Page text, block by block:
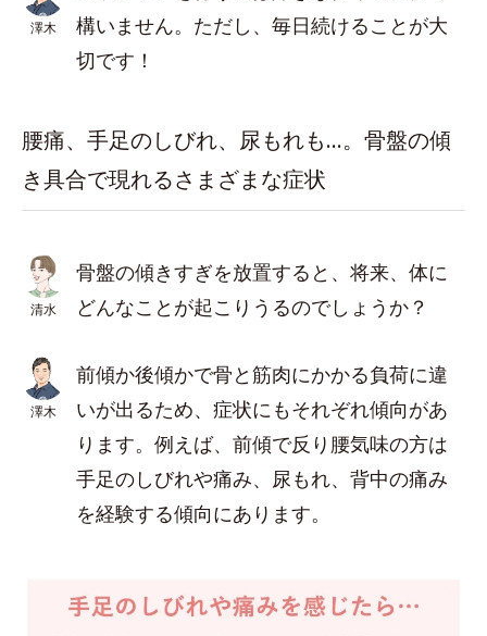
澤木
構いません。ただし、毎日続けることが大
切です！
腰痛、手足のしびれ、尿もれも…。骨盤の傾
き具合で現れるさまざまな症状
清水
骨盤の傾きすぎを放置すると、将来、体に
どんなことが起こりうるのでしょうか？
澤木
前傾か後傾かで骨と筋肉にかかる負荷に違
いが出るため、症状にもそれぞれ傾向があ
ります。例えば、前傾で反り腰気味の方は
手足のしびれや痛み、尿もれ、背中の痛み
を経験する傾向にあります。